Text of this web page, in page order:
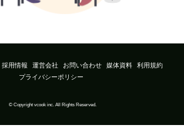
採用情報 運営会社 お問い合わせ 媒体資料
利用規約
プライバシーポリシー
© Copyright vcook inc. All Rights Reserved.